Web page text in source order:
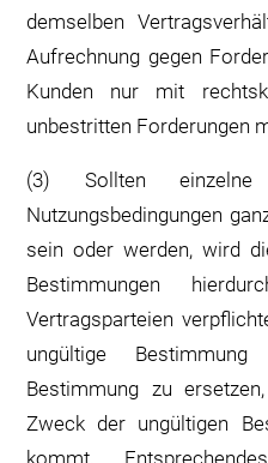
demselben
Aufrechnung gegen
Kunden nur mit
unbestritten Forderungen
(3) Sollten einzelne
Nutzungsbedingungen
sein oder werden, wird
Bestimmungen
Vertragsparteien
ungültige
Bestimmung zu
Zweck der ungültigen
kommt.